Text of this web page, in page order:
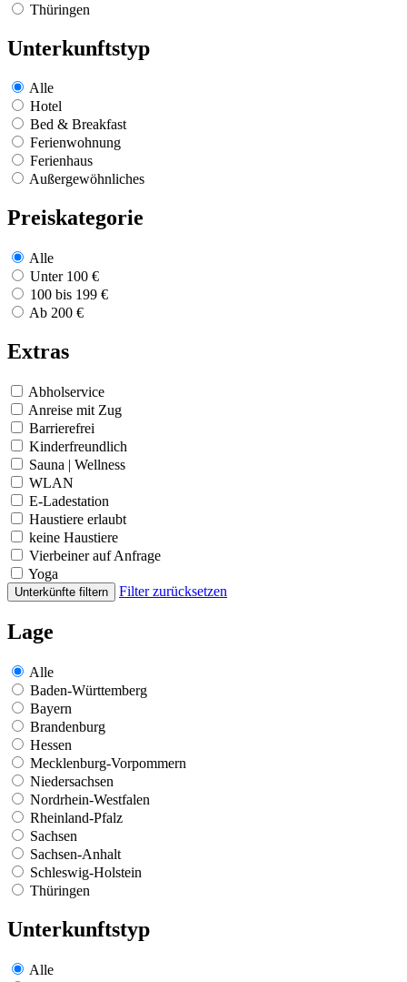
Thüringen
Unterkunftstyp
Alle
Hotel
Bed & Breakfast
Ferienwohnung
Ferienhaus
Außergewöhnliches
Preiskategorie
Alle
Unter 100 €
100 bis 199 €
Ab 200 €
Extras
Abholservice
Anreise mit Zug
Barrierefrei
Kinderfreundlich
Sauna | Wellness
WLAN
E-Ladestation
Haustiere erlaubt
keine Haustiere
Vierbeiner auf Anfrage
Yoga
Unterkünfte filtern Filter zurücksetzen
Lage
Alle
Baden-Württemberg
Bayern
Brandenburg
Hessen
Mecklenburg-Vorpommern
Niedersachsen
Nordrhein-Westfalen
Rheinland-Pfalz
Sachsen
Sachsen-Anhalt
Schleswig-Holstein
Thüringen
Unterkunftstyp
Alle